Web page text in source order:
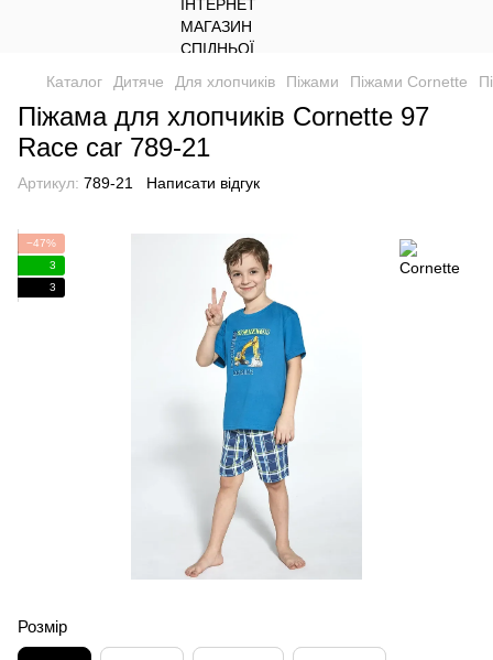
Каталог Дитяче Для хлопчиків Піжами Піжами Cornette
Піжама для хлопчиків Cornette 97
Race car 789-21
Артикул: 789-21 Написати відгук
−47%
3
3
Розмір